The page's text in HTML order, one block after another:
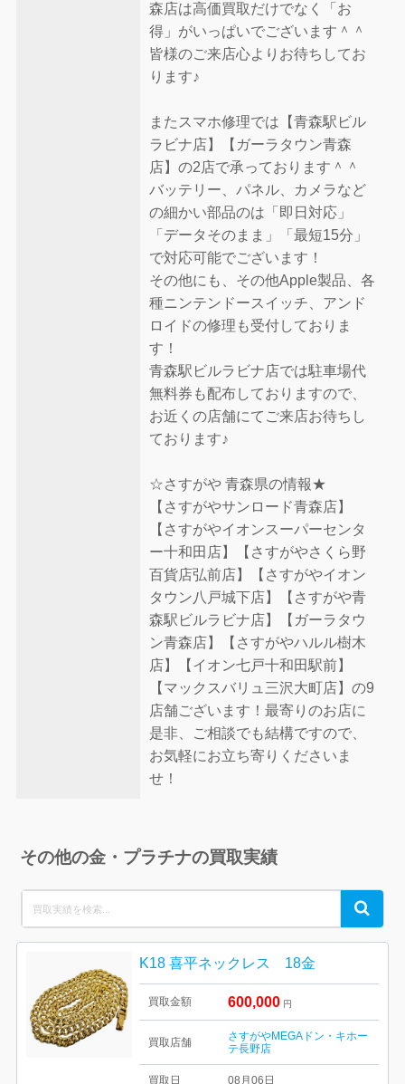
森店は高価買取だけでなく「お
得」がいっぱいでございます＾＾
皆様のご来店心よりお待ちしてお
ります♪
またスマホ修理では【青森駅ビル
ラビナ店】【ガーラタウン青森
店】の2店で承っております＾＾
バッテリー、パネル、カメラなど
の細かい部品のは「即日対応」
「データそのまま」「最短15分」
で対応可能でございます！
その他にも、その他Apple製品、各
種ニンテンドースイッチ、アンド
ロイドの修理も受付しておりま
す！
青森駅ビルラビナ店では駐車場代
無料券も配布しておりますので、
お近くの店舗にてご来店お待ちし
ております♪
☆さすがや 青森県の情報★
【さすがやサンロード青森店】
【さすがやイオンスーパーセンタ
ー十和田店】【さすがやさくら野
百貨店弘前店】【さすがやイオン
タウン八戸城下店】【さすがや青
森駅ビルラビナ店】【ガーラタウ
ン青森店】【さすがやハルル樹木
店】【イオン七戸十和田駅前】
【マックスバリュ三沢大町店】の9
店舗ございます！最寄りのお店に
是非、ご相談でも結構ですので、
お気軽にお立ち寄りくださいま
せ！
その他の金・プラチナの買取実績
for:
Search
K18 喜平ネックレス 18金
買取金額 600,000 円
買取店舗
さすがやMEGAドン・キホー
テ長野店
買取日 08月06日